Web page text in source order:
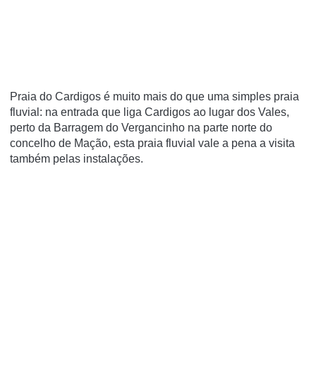
Praia do Cardigos é muito mais do que uma simples praia
fluvial: na entrada que liga Cardigos ao lugar dos Vales,
perto da Barragem do Vergancinho na parte norte do
concelho de Mação, esta praia fluvial vale a pena a visita
também pelas instalações.